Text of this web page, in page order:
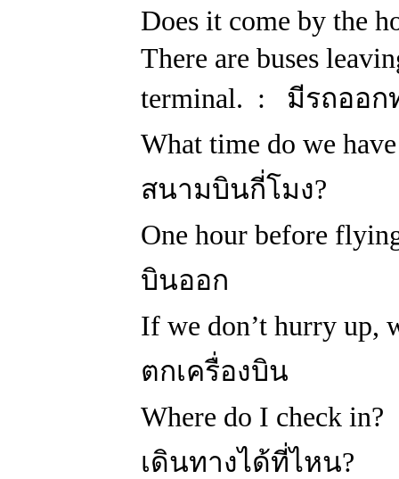
Does it come by
There are buses
terminal. : มีรถออก
What time do we
สนามบินกี่โมง?
One hour before
บินออก
If we don’t hurry
ตกเครื่องบิน
Where do I check
เดินทางได้ที่ไหน?